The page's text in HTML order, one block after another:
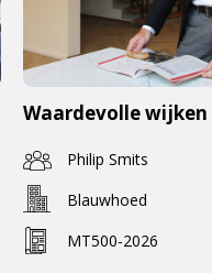
Waardevolle wijken
Philip Smits
Blauwhoed
MT500-2026